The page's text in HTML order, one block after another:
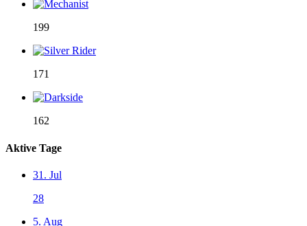
199
171
162
Aktive Tage
31. Jul
28
5. Aug